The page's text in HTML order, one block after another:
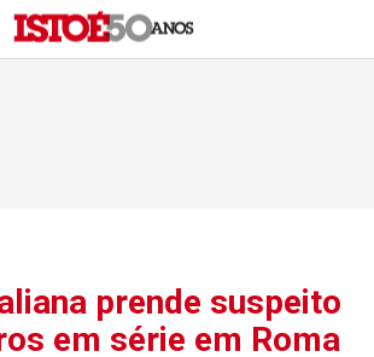
prende suspeito
em série em Roma